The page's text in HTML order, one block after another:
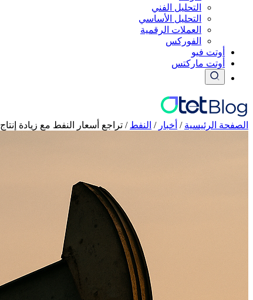
التحليل الفني
التحليل الأساسي
العملات الرقمية
الفوركس
أوتت فيو
أوتت ماركتس
الصفحة الرئيسية / أخبار / النفط / تراجع أسعار النفط مع زيادة إنتاج OPEC+ وتعافي صادرات الخليج